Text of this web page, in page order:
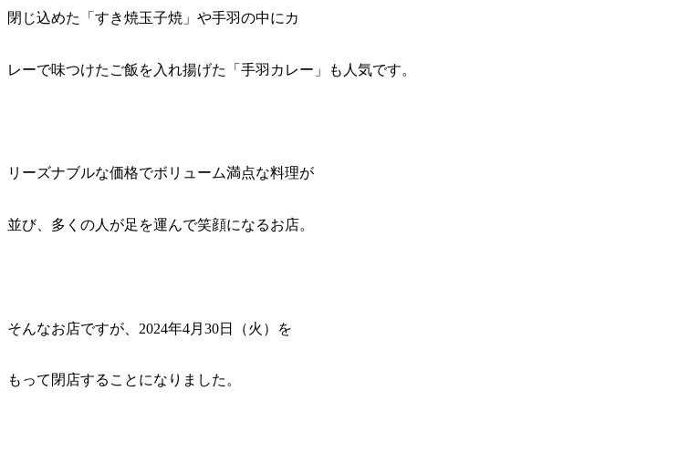
閉じ込めた「すき焼玉子焼」や手羽の中にカ
レーで味つけたご飯を入れ揚げた「手羽カレー」も人気です。
リーズナブルな価格でボリューム満点な料理が
並び、多くの人が足を運んで笑顔になるお店。
そんなお店ですが、2024年4月30日（火）を
もって閉店することになりました。